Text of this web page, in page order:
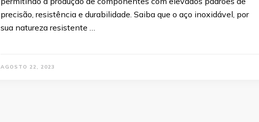
precisão, resistência e durabilidade. Saiba que o aço inoxidável, por
sua natureza resistente …
AGOSTO 22, 2023